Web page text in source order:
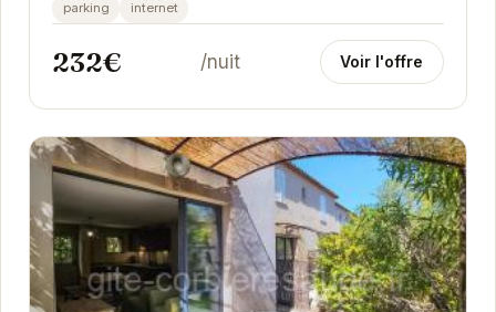
par...
parking internet
232€ /nuit Voir l'offre